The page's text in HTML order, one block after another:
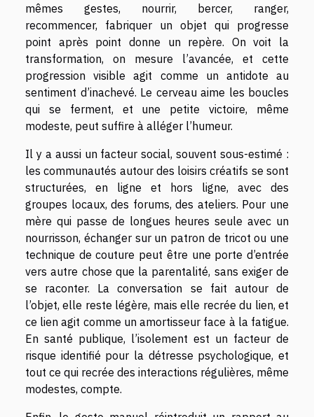
mêmes gestes, nourrir, bercer, ranger,
recommencer, fabriquer un objet qui progresse
point après point donne un repère. On voit la
transformation, on mesure l’avancée, et cette
progression visible agit comme un antidote au
sentiment d’inachevé. Le cerveau aime les boucles
qui se ferment, et une petite victoire, même
modeste, peut suffire à alléger l’humeur.
Il y a aussi un facteur social, souvent sous-estimé :
les communautés autour des loisirs créatifs se sont
structurées, en ligne et hors ligne, avec des
groupes locaux, des forums, des ateliers. Pour une
mère qui passe de longues heures seule avec un
nourrisson, échanger sur un patron de tricot ou une
technique de couture peut être une porte d’entrée
vers autre chose que la parentalité, sans exiger de
se raconter. La conversation se fait autour de
l’objet, elle reste légère, mais elle recrée du lien, et
ce lien agit comme un amortisseur face à la fatigue.
En santé publique, l’isolement est un facteur de
risque identifié pour la détresse psychologique, et
tout ce qui recrée des interactions régulières, même
modestes, compte.